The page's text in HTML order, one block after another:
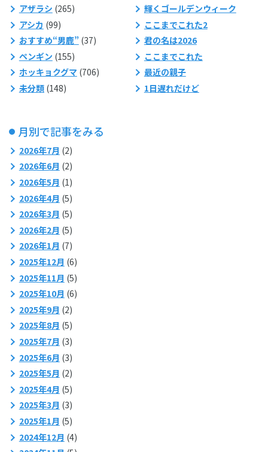
アザラシ (265)
アシカ (99)
おすすめ“男鹿”(37)
ペンギン (155)
ホッキョクグマ (706)
未分類(148)
輝くゴールデンウィーク
ここまでこれた2
君の名は2026
ここまでこれた
最近の親子
1日遅れだけど
月別で記事をみる
2026年7月 (2)
2026年6月 (2)
2026年5月 (1)
2026年4月 (5)
2026年3月 (5)
2026年2月 (5)
2026年1月 (7)
2025年12月 (6)
2025年11月 (5)
2025年10月 (6)
2025年9月 (2)
2025年8月 (5)
2025年7月 (3)
2025年6月 (3)
2025年5月 (2)
2025年4月 (5)
2025年3月 (3)
2025年1月 (5)
2024年12月 (4)